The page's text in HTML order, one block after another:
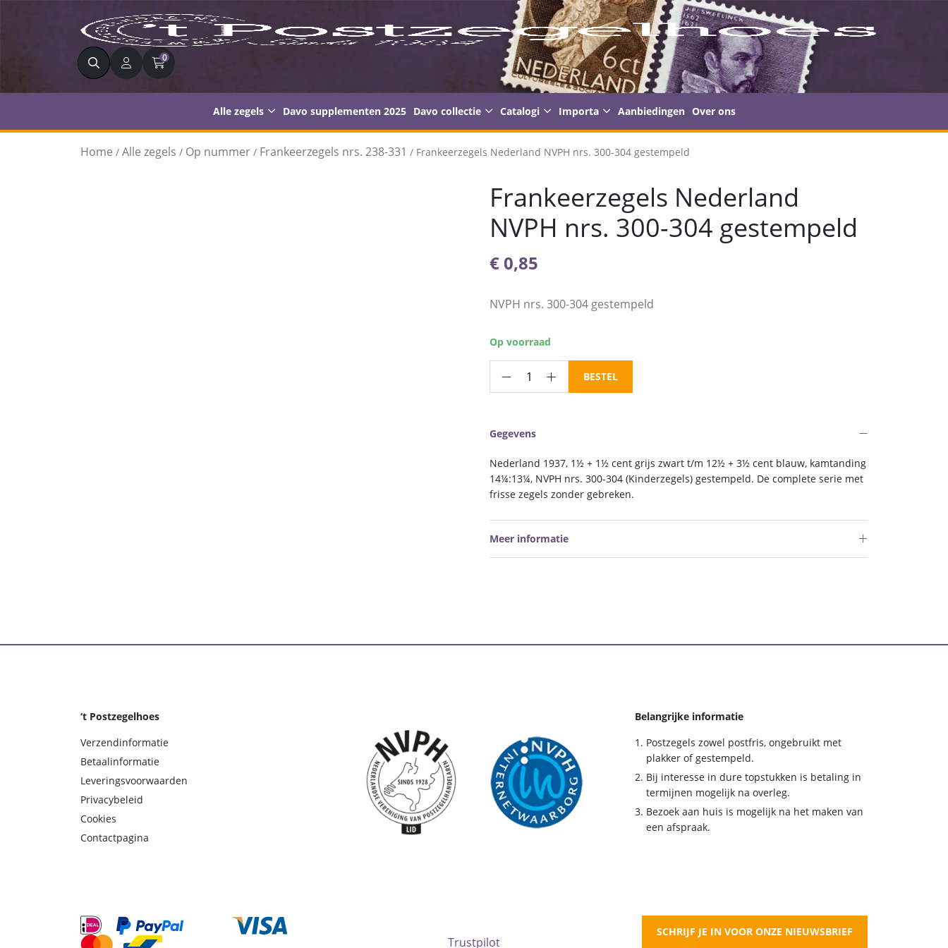
Zoeken 0
Alle zegels Davo supplementen 2025 Davo collectie Catalogi Importa Aanbiedingen Over ons
Home / Alle zegels / Op nummer / Frankeerzegels nrs. 238-331 / Frankeerzegels Nederland NVPH nrs. 300-304 gestempeld
Frankeerzegels Nederland
NVPH nrs. 300-304 gestempeld
€ 0,85
NVPH nrs. 300-304 gestempeld
Op voorraad
Frankeerzegels
Nederland
304
gestempeld
aantal
BESTEL
Gegevens
Nederland 1937, 1½ + 1½ cent grijs zwart t/m 12½ + 3½ cent blauw, kamtanding
14¼:13¼, NVPH nrs. 300-304 (Kinderzegels) gestempeld. De complete serie met
frisse zegels zonder gebreken.
Meer informatie
‘t Postzegelhoes
Verzendinformatie
Betaalinformatie
Leveringsvoorwaarden
Privacybeleid
Cookies
Contactpagina
Belangrijke informatie
Postzegels zowel postfris, ongebruikt met
plakker of gestempeld.
Bij interesse in dure topstukken is betaling in
termijnen mogelijk na overleg.
Bezoek aan huis is mogelijk na het maken van
een afspraak.
Trustpilot
SCHRIJF JE IN VOOR ONZE NIEUWSBRIEF